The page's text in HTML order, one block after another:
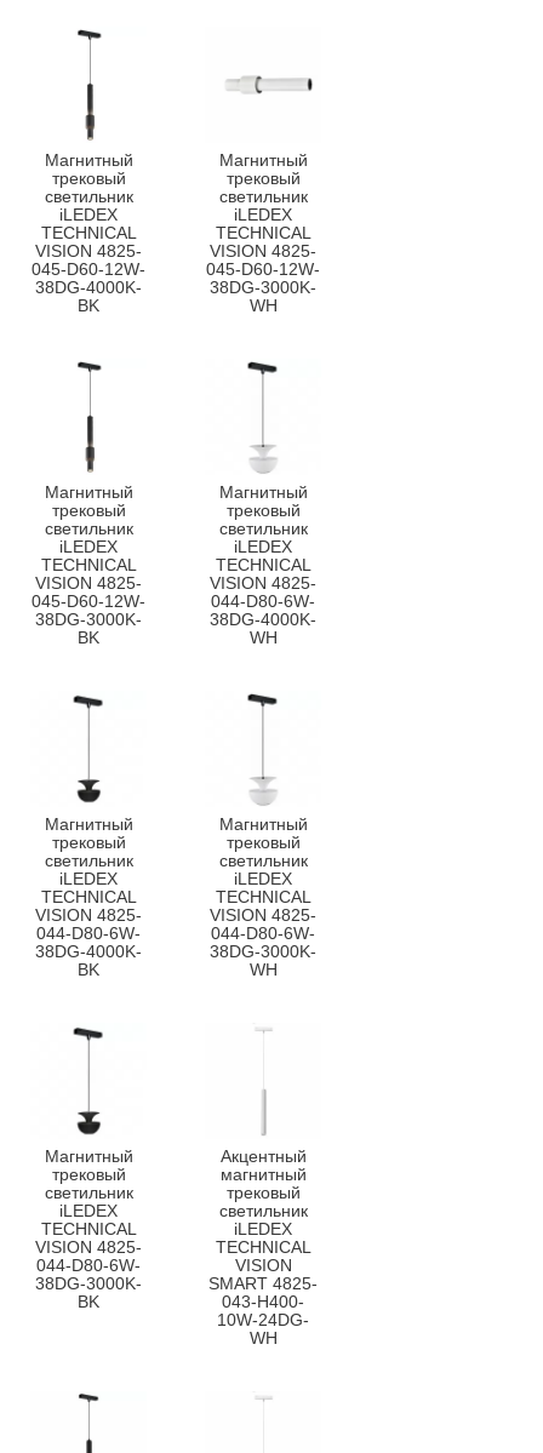
Магнитный
трековый
светильник
iLEDEX
TECHNICAL
VISION 4825-
045-D60-12W-
38DG-4000K-
BK
Магнитный
трековый
светильник
iLEDEX
TECHNICAL
VISION 4825-
045-D60-12W-
38DG-3000K-
WH
Магнитный
трековый
светильник
iLEDEX
TECHNICAL
VISION 4825-
045-D60-12W-
38DG-3000K-
BK
Магнитный
трековый
светильник
iLEDEX
TECHNICAL
VISION 4825-
044-D80-6W-
38DG-4000K-
WH
Магнитный
трековый
светильник
iLEDEX
TECHNICAL
VISION 4825-
044-D80-6W-
38DG-4000K-
BK
Магнитный
трековый
светильник
iLEDEX
TECHNICAL
VISION 4825-
044-D80-6W-
38DG-3000K-
WH
Магнитный
трековый
светильник
iLEDEX
TECHNICAL
VISION 4825-
044-D80-6W-
38DG-3000K-
BK
Акцентный
магнитный
трековый
светильник
iLEDEX
TECHNICAL
VISION
SMART 4825-
043-H400-
10W-24DG-
WH